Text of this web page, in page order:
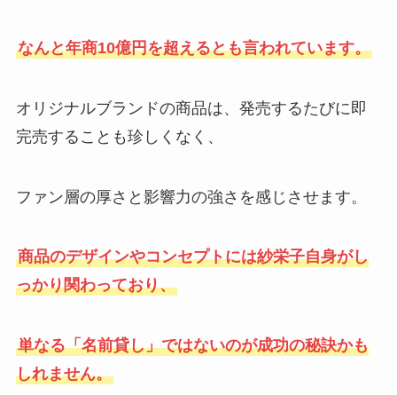
なんと年商10億円を超えるとも言われています。
オリジナルブランドの商品は、発売するたびに即
完売することも珍しくなく、
ファン層の厚さと影響力の強さを感じさせます。
商品のデザインやコンセプトには紗栄子自身がし
っかり関わっており、
単なる「名前貸し」ではないのが成功の秘訣かも
しれません。